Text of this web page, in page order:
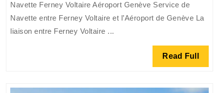
entre
Ferney
et
Genève
Navette Ferney Voltaire Aéroport Genève Service de
Navette entre Ferney Voltaire et l’Aéroport de Genève La
liaison entre Ferney Voltaire ...
Read Full Read
Full